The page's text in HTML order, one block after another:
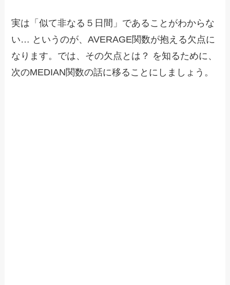
実は「似て非なる５日間」であることがわからな
い… というのが、AVERAGE関数が抱える欠点に
なります。では、その欠点とは？ を知るために、
次のMEDIAN関数の話に移ることにしましょう。